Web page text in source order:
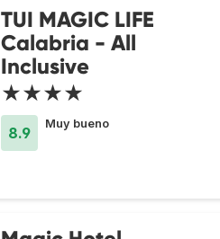
TUI MAGIC LIFE
Calabria - All
Inclusive
★★★★
8.9
Muy bueno